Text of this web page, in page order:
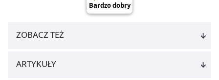
ZOBACZ TEŻ
ARTYKUŁY